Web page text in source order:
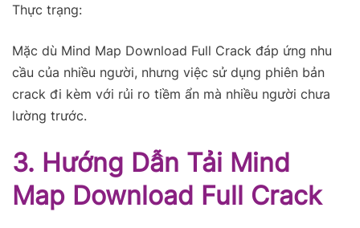
Thực trạng:
Mặc dù Mind Map Download Full Crack đáp ứng nhu
cầu của nhiều người, nhưng việc sử dụng phiên bản
crack đi kèm với rủi ro tiềm ẩn mà nhiều người chưa
lường trước.
3. Hướng Dẫn Tải Mind
Map Download Full Crack